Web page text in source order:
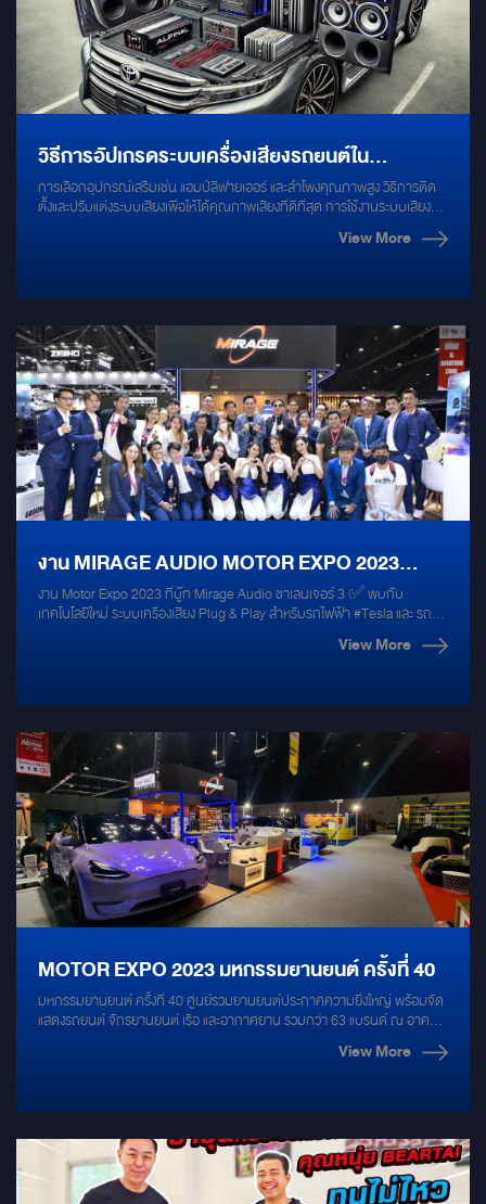
วิธีการอัปเกรดระบบเครื่องเสียงรถยนต์ใน
TOYOTA ALPHARD 40 ให้มีคุณภาพเสียงระดับ
การเลือกอุปกรณ์เสริมเช่น แอมป์ลิฟายเออร์ และลำโพงคุณภาพสูง วิธีการติด
ตั้งและปรับแต่งระบบเสียงเพื่อให้ได้คุณภาพเสียงที่ดีที่สุด การใช้งานระบบเสียง
แบบ Multi-Zone สำหรับผู้โดยสารที่นั่งต่างกัน รีวิวอุปกรณ์เสริมที่ช่วยเพิ่ม
View More
งาน MIRAGE AUDIO MOTOR EXPO 2023
เครื่องเสียงรถยนต์อันดับหนึ่ง ประสบความสำเร็จ
ด้วยดี ขอขอบพระคุณลูกค้าทุกๆท่าน และ ทีมงาน
งาน Motor Expo 2023 ที่บู๊ท Mirage Audio ชาเลนเจอร์ 3 ✅️ พบกับ
เทคโนโลยีใหม่ ระบบเครื่องเสียง Plug & Play สำหรับรถไฟฟ้า #Tesla และ รถ
ยุโรปทุกรุ่น ✅️ เปิดตัว Esatto Brand ดังจาก Italy ชุดเครื่องเสียงระดับ Hi End
พร้อมระบบ Plug & Play บนรถ Demo Car Tesla ✅️ พบกับเครื่องเสียง
ลำโพงได้อีก 4CH พร้อม BT hires #Promotion ร้อนแรงที่สุดในรอบปี ผ่อน
0% สูงสุด 10 เดือน!! รับจองชุดเครื่องเสียงในงาน MotorExpo พร้อมติดตั้งฟรี
ทุกชุด #mirageaudio #motorexpo2023 #alpine #mercury #esatto
#groundzero #alphacoutic
View More
MOTOR EXPO 2023 มหกรรมยานยนต์ ครั้งที่ 40
มหกรรมยานยนต์ ครั้งที่ 40 ศูนย์รวมยานยนต์ประกาศความยิ่งใหญ่ พร้อมจัด
แสดงรถยนต์ จักรยานยนต์ เรือ และอากาศยาน รวมกว่า 63 แบรนด์ ณ อาคาร
ชาลเลนเจอร์ IMPACT เมืองทองธานี ระหว่างวันที่ 30 พฤศจิกายน - 11
View More